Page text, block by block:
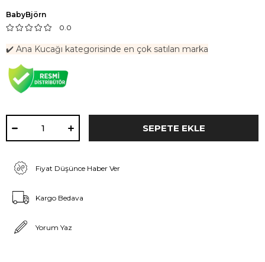
BabyBjörn
0.0
✔️ Ana Kucağı kategorisinde en çok satılan marka
Fiyat Düşünce Haber Ver
Kargo Bedava
Yorum Yaz